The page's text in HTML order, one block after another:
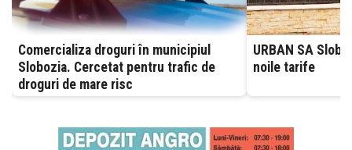
Comercializa droguri în municipiul
Slobozia. Cercetat pentru trafic de
droguri de mare risc
URBAN SA
noile tarife